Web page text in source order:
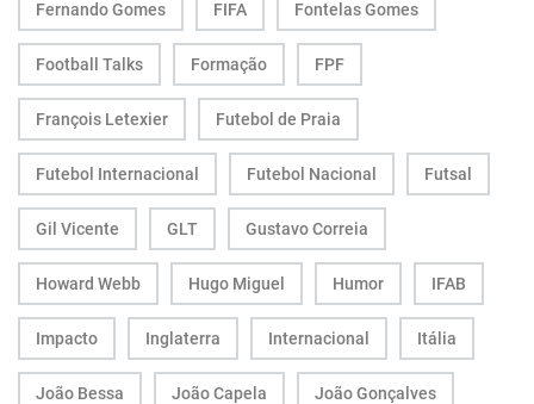
Fernando Gomes FIFA Fontelas Gomes
Football Talks Formação FPF
François Letexier Futebol de Praia
Futebol Internacional Futebol Nacional Futsal
Gil Vicente GLT Gustavo Correia
Howard Webb Hugo Miguel Humor IFAB
Impacto Inglaterra Internacional Itália
João Bessa João Capela João Gonçalves